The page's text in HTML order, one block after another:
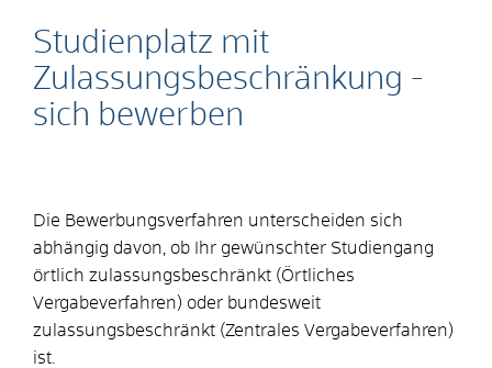
Studienplatz mit
Zulassungsbeschränkung -
sich bewerben
Die Bewerbungsverfahren unterscheiden sich
abhängig davon, ob Ihr gewünschter Studiengang
örtlich zulassungsbeschränkt (Örtliches
Vergabeverfahren) oder bundesweit
zulassungsbeschränkt (Zentrales Vergabeverfahren)
ist.